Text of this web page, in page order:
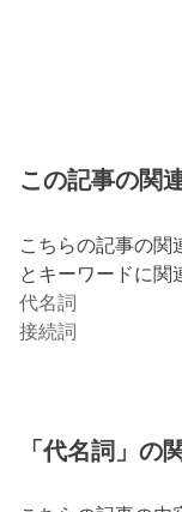
この記事の関
こちらの記事の関
とキーワードに関
代名詞
接続詞
「代名詞」の